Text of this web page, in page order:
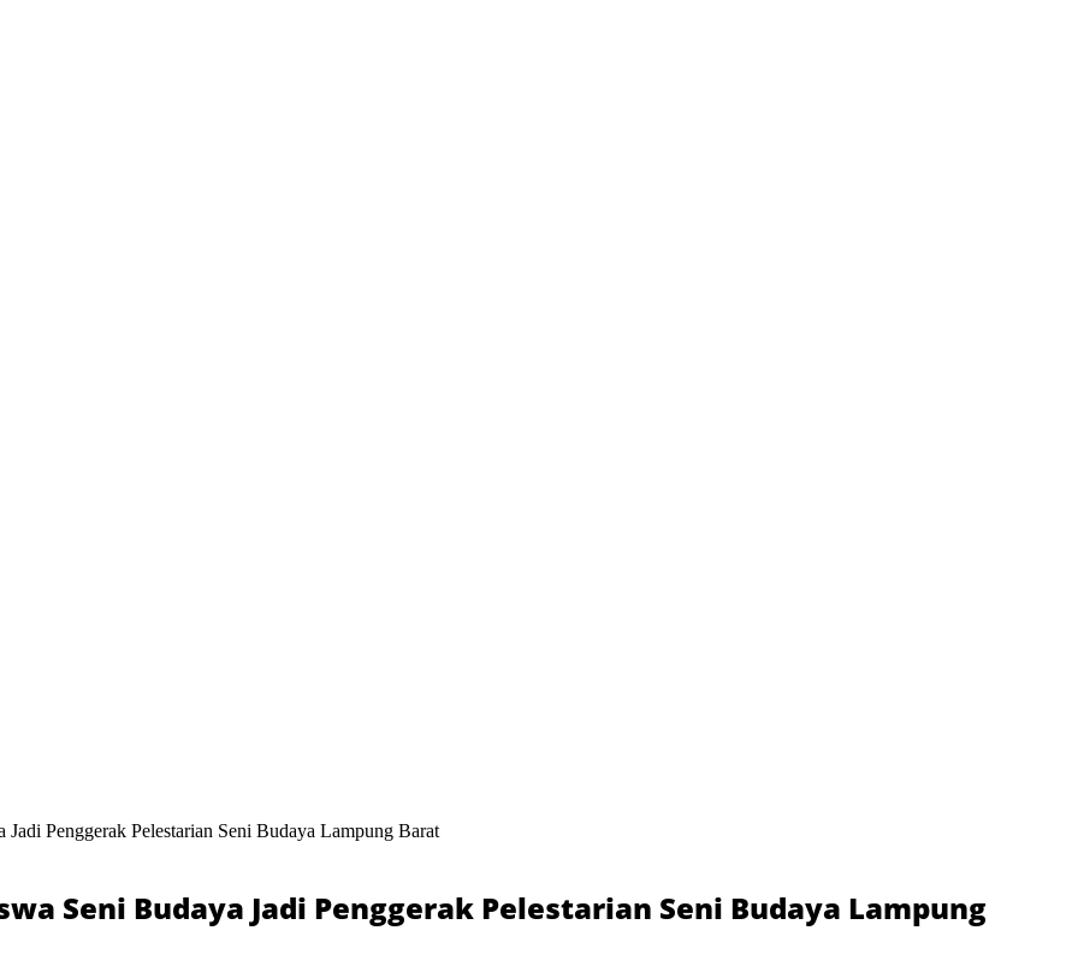
Penggerak Pelestarian Seni Budaya Lampung Barat
Seni Budaya Jadi Penggerak Pelestarian Seni Budaya Lampung